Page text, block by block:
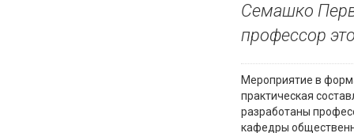
Семашко
профессор
Мероприятие в
практическая
разработаны
кафедры